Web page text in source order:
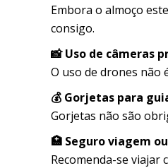
Embora o almoço
consigo.
📸 Uso de câmeras
O uso de drones não
💰 Gorjetas para
Gorjetas não são
🏥 Seguro viagem
Recomenda-se viajar